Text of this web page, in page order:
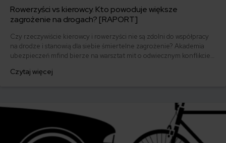
Rowerzyści vs kierowcy. Kto powoduje większe
zagrożenie na drogach? [RAPORT]
Czy rzeczywiście kierowcy i rowerzyści nie są zdolni do współpracy
na drodze i stanowią dla siebie śmiertelne zagrożenie? Akademia
ubezpieczeń mfind bierze na warsztat mit o odwiecznym konflikcie
Czytaj więcej